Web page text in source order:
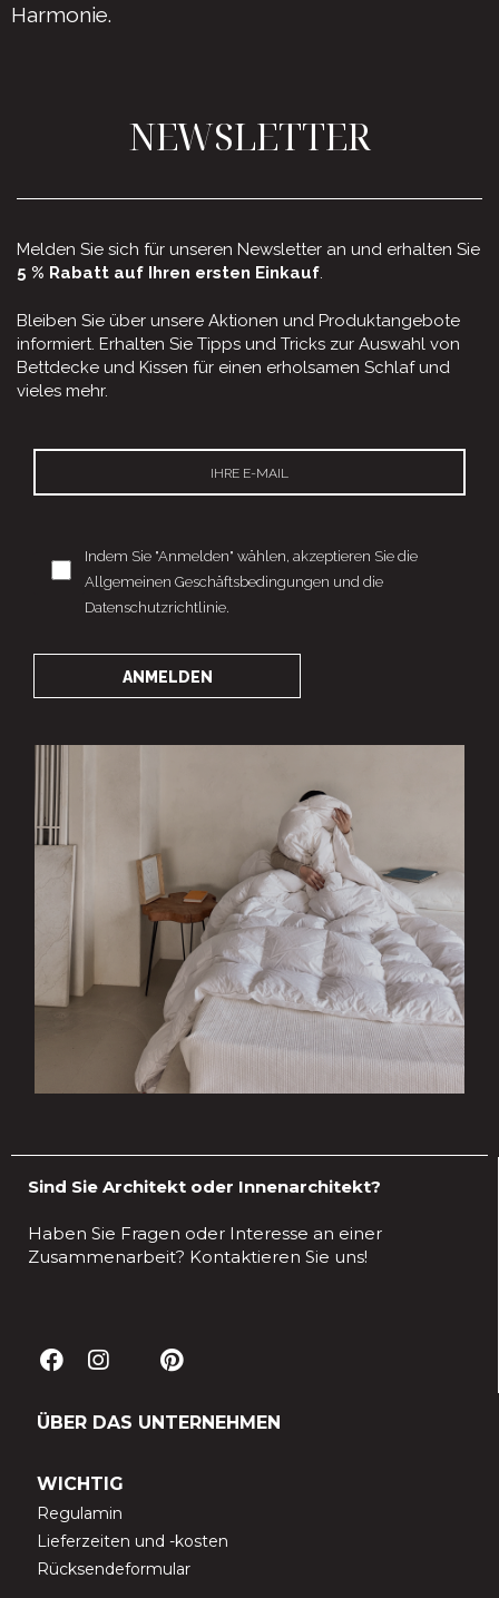
Harmonie.
NEWSLETTER
Melden Sie sich für unseren Newsletter an und erhalten Sie
5 % Rabatt auf Ihren ersten Einkauf.
Bleiben Sie über unsere Aktionen und Produktangebote
informiert. Erhalten Sie Tipps und Tricks zur Auswahl von
Bettdecke und Kissen für einen erholsamen Schlaf und
vieles mehr.
Indem Sie "Anmelden" wählen, akzeptieren Sie die
Allgemeinen Geschäftsbedingungen und die
Datenschutzrichtlinie.
Sind Sie Architekt oder Innenarchitekt?
Haben Sie Fragen oder Interesse an einer
Zusammenarbeit? Kontaktieren Sie uns!
ÜBER DAS UNTERNEHMEN
WICHTIG
Regulamin
Lieferzeiten und -kosten
Rücksendeformular